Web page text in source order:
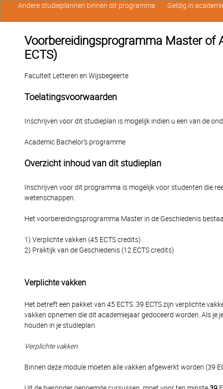
Voorbereidingsprogramma Master of
ECTS)
Faculteit Letteren en Wijsbegeerte
Toelatingsvoorwaarden
Inschrijven voor dit studieplan is mogelijk indien u een van de
Academic Bachelor's programme
Overzicht inhoud van dit studieplan
Inschrijven voor dit programma is mogelijk voor studenten die
wetenschappen.
Het voorbereidingsprogramma Master in de Geschiedenis
1) Verplichte vakken (45 ECTS credits)
2) Praktijk van de Geschiedenis (12 ECTS credits)
Verplichte vakken
Het betreft een pakket van 45 ECTS. 39 ECTS zijn verplichte
vakken opnemen die dit academiejaar gedoceerd worden. Als
houden in je studieplan.
Verplichte vakken
Binnen deze module moeten alle vakken afgewerkt worden (39
Andere studieplannen binnen dit programma Geldig in